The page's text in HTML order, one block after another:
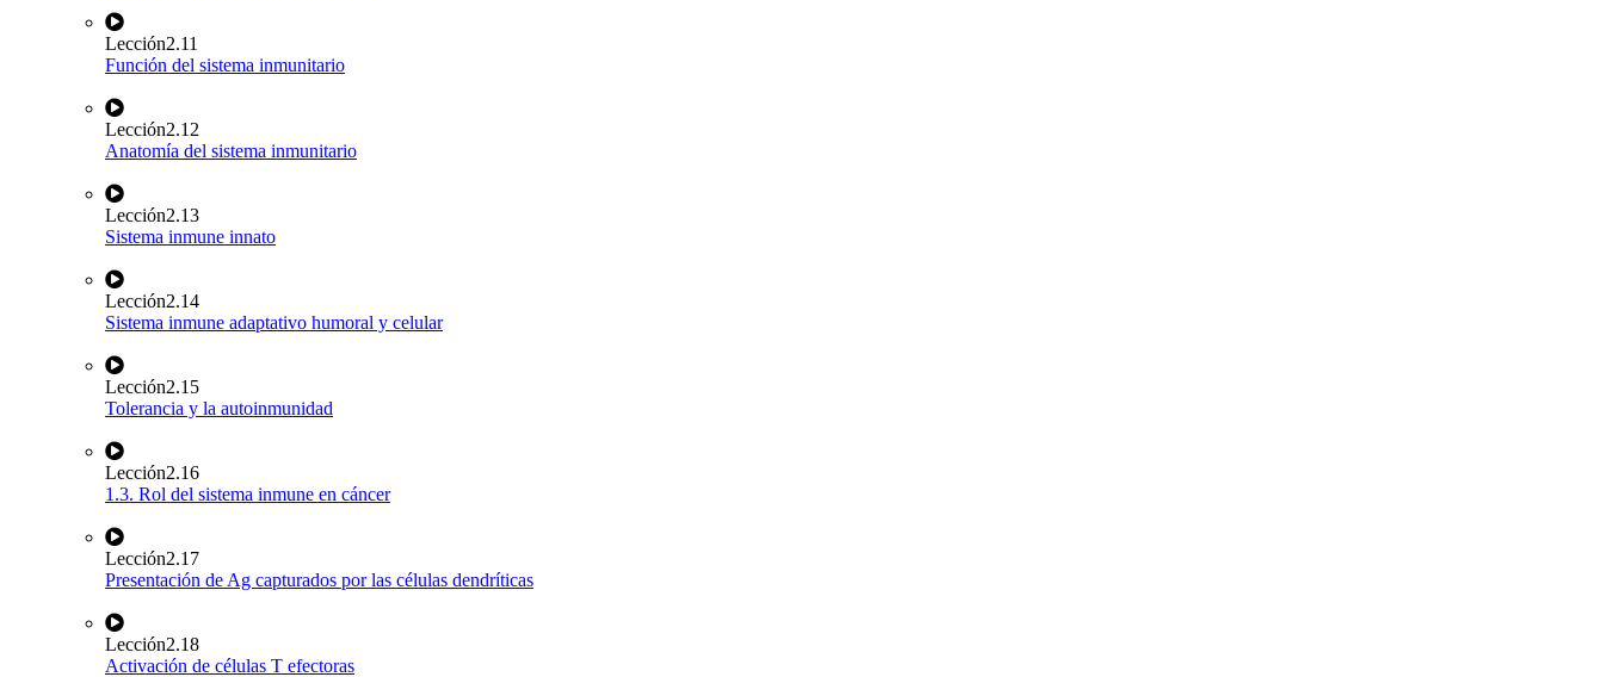
Lección2.11
Función del sistema inmunitario
Lección2.12
Anatomía del sistema inmunitario
Lección2.13
Sistema inmune innato
Lección2.14
Sistema inmune adaptativo humoral y celular
Lección2.15
Tolerancia y la autoinmunidad
Lección2.16
1.3. Rol del sistema inmune en cáncer
Lección2.17
Presentación de Ag capturados por las células dendríticas
Lección2.18
Activación de células T efectoras